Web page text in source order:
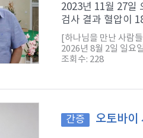
2023년 11월 27일
검사 결과 혈압이
[하나님을 만난 사람
2026년 8월 2일 일요
조회수: 228
간증 오토바이